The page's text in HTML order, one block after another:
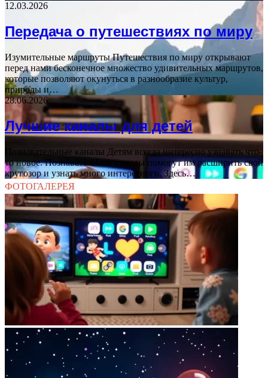
12.03.2026
Передача о путешествиях по миру
Изумительные маршруты Путешествия по миру открывают
перед нами бесконечное множество удивительных маршрутов,
которые позволяют окунуться в разнообразие культур,
природы и…
28.06.2026
Лучшие каналы для детей
Познавательные каналы Детям всегда интересно узнавать что-
то новое. Познавательные каналы помогут им расширить свой
кругозор и узнать много интересного. Здесь…
ФОТОГАЛЕРЕЯ